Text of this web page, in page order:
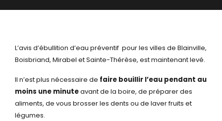
L’avis d’ébullition d’eau préventif pour les villes de Blainville,
Boisbriand, Mirabel et Sainte-Thérèse, est maintenant levé.
Il n’est plus nécessaire de faire bouillir l’eau pendant au
moins une minuteavant de la boire, de préparer des
aliments, de vous brosser les dents ou de laver fruits et
légumes.